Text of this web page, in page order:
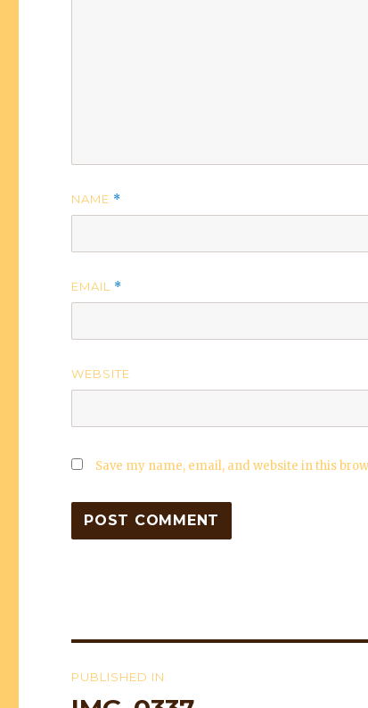
NAME *
EMAIL *
WEBSITE
Save my name, email, and website in this
navigation
PUBLISHED IN